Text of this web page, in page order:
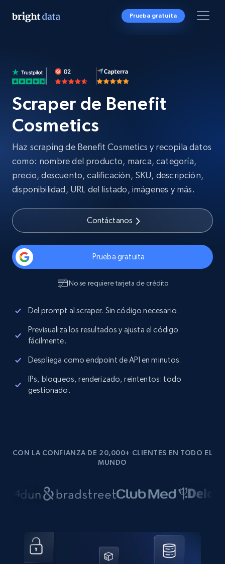
Prueba gratuita
Scraper de Benefit
Cosmetics
Haz scraping de Benefit Cosmetics y recopila datos
como: nombre del producto, marca, categoría,
precio, descuento, calificación, SKU, descripción,
disponibilidad, URL del listado, imágenes y más.
Contáctanos
Prueba gratuita
No se requiere tarjeta de crédito
Del prompt al scraper. Sin código necesario.
Previsualiza los resultados y ajusta el código
fácilmente.
Despliega como endpoint de API en minutos.
IPs, bloqueos, renderizado, reintentos: todo
gestionado.
CON LA CONFIANZA DE 20,000+ CLIENTES EN TODO EL
MUNDO